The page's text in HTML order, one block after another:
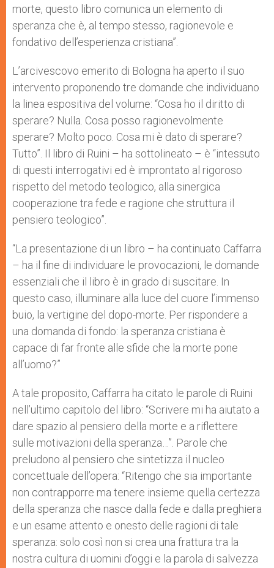
morte, questo libro comunica un elemento di
speranza che è, al tempo stesso, ragionevole e
fondativo dell’esperienza cristiana”.
L’arcivescovo emerito di Bologna ha aperto il suo
intervento proponendo tre domande che individuano
la linea espositiva del volume: “Cosa ho il diritto di
sperare? Nulla. Cosa posso ragionevolmente
sperare? Molto poco. Cosa mi è dato di sperare?
Tutto”. Il libro di Ruini – ha sottolineato – è “intessuto
di questi interrogativi ed è improntato al rigoroso
rispetto del metodo teologico, alla sinergica
cooperazione tra fede e ragione che struttura il
pensiero teologico”.
“La presentazione di un libro – ha continuato Caffarra
– ha il fine di individuare le provocazioni, le domande
essenziali che il libro è in grado di suscitare. In
questo caso, illuminare alla luce del cuore l’immenso
buio, la vertigine del dopo-morte. Per rispondere a
una domanda di fondo: la speranza cristiana è
capace di far fronte alle sfide che la morte pone
all’uomo?”
A tale proposito, Caffarra ha citato le parole di Ruini
nell’ultimo capitolo del libro: “Scrivere mi ha aiutato a
dare spazio al pensiero della morte e a riflettere
sulle motivazioni della speranza…”. Parole che
preludono al pensiero che sintetizza il nucleo
concettuale dell’opera: “Ritengo che sia importante
non contrapporre ma tenere insieme quella certezza
della speranza che nasce dalla fede e dalla preghiera
e un esame attento e onesto delle ragioni di tale
speranza: solo così non si crea una frattura tra la
nostra cultura di uomini d’oggi e la parola di salvezza